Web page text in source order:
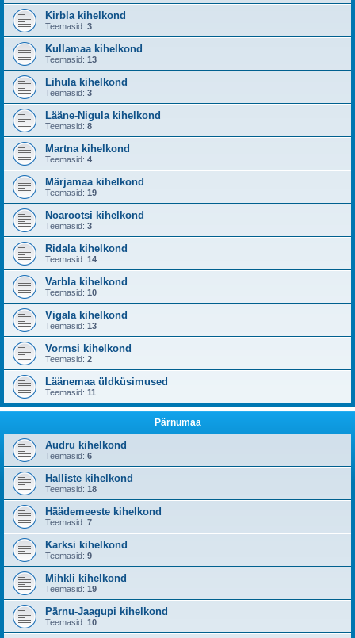
Kirbla kihelkond
Teemasid: 3
Kullamaa kihelkond
Teemasid: 13
Lihula kihelkond
Teemasid: 3
Lääne-Nigula kihelkond
Teemasid: 8
Martna kihelkond
Teemasid: 4
Märjamaa kihelkond
Teemasid: 19
Noarootsi kihelkond
Teemasid: 3
Ridala kihelkond
Teemasid: 14
Varbla kihelkond
Teemasid: 10
Vigala kihelkond
Teemasid: 13
Vormsi kihelkond
Teemasid: 2
Läänemaa üldküsimused
Teemasid: 11
Pärnumaa
Audru kihelkond
Teemasid: 6
Halliste kihelkond
Teemasid: 18
Häädemeeste kihelkond
Teemasid: 7
Karksi kihelkond
Teemasid: 9
Mihkli kihelkond
Teemasid: 19
Pärnu-Jaagupi kihelkond
Teemasid: 10